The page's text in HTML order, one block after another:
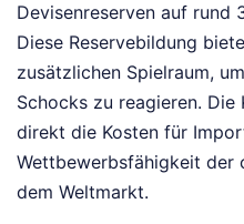
Devisenreserven auf rund
Diese Reservebildung
zusätzlichen Spielraum,
Schocks zu reagieren.
direkt die Kosten für
Wettbewerbsfähigkeit der
dem Weltmarkt.